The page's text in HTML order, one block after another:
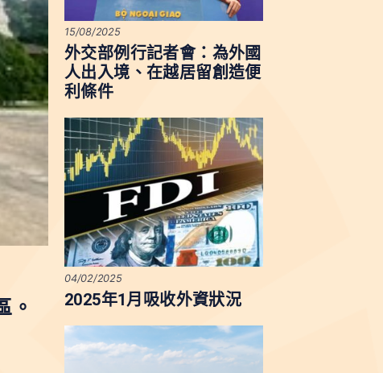
。
外交部例行記者會：為外國
人出入境、在越居留創造便
利條件
15/08/2025
2025年1月吸收外資狀況
04/02/2025